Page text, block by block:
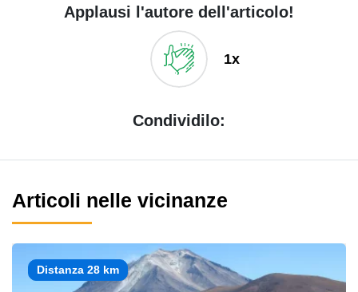
Applausi l'autore dell'articolo!
1x
Condividilo:
Articoli nelle vicinanze
Distanza 28 km